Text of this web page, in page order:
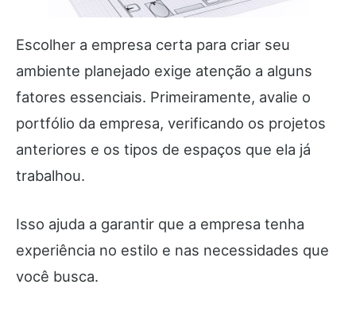
Escolher a empresa certa para criar seu
ambiente planejado exige atenção a alguns
fatores essenciais. Primeiramente, avalie o
portfólio da empresa, verificando os projetos
anteriores e os tipos de espaços que ela já
trabalhou.
Isso ajuda a garantir que a empresa tenha
experiência no estilo e nas necessidades que
você busca.